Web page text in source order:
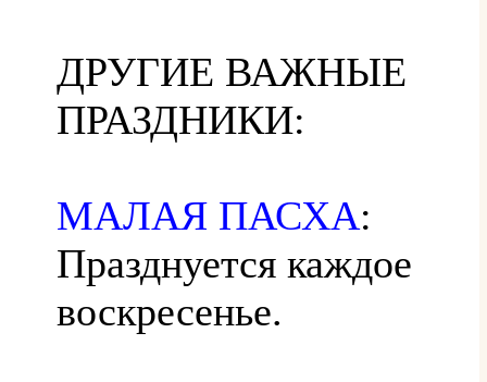
ДРУГИЕ ВАЖНЫЕ
ПРАЗДНИКИ:
МАЛАЯ ПАСХА:
Празднуется каждое
воскресенье.